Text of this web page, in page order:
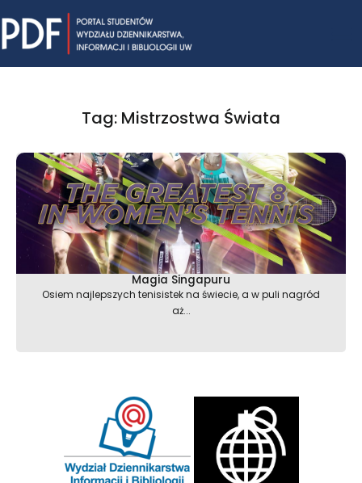
to
content
Tag: Mistrzostwa Świata
Magia Singapuru
Osiem najlepszych tenisistek na świecie, a w puli nagród
aż...